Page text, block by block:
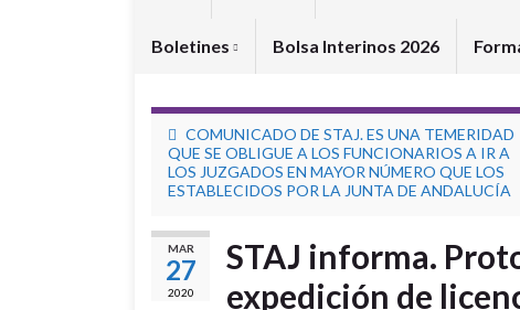
Boletines Bolsa Interinos 2026
COMUNICADO DE STAJ. ES UNA TEMERIDAD
QUE SE OBLIGUE A LOS FUNCIONARIOS A IR A
LOS JUZGADOS EN MAYOR NÚMERO QUE LOS
ESTABLECIDOS POR LA JUNTA DE ANDALUCÍA
MAR
27
2020
STAJ informa.
expedición de